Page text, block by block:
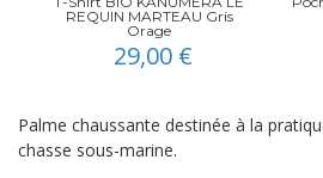
REQUIN MARTEAU Gris
Orage
29,00 €
Palme chaussante destinée à la
chasse sous-marine.